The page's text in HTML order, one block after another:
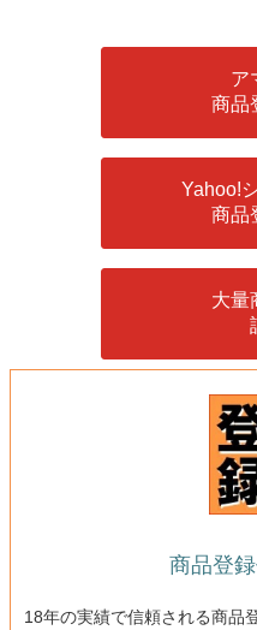
ア
商品
Yahoo!
商品
大量
商品登
18年の実績で信頼される商品